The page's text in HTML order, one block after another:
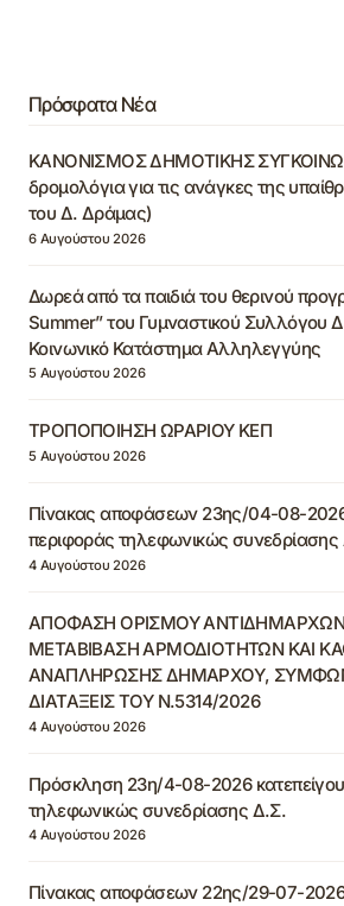
Πρόσφατα Νέα
ΚΑΝΟΝΙΣΜΟΣ ΔΗΜΟΤΙΚΗΣ
δρομολόγια για τις ανάγκες της
του Δ. Δράμας)
6 Αυγούστου 2026
Δωρεά από τα παιδιά του θερινού
Summer” του Γυμναστικού Συλλόγου
Κοινωνικό Κατάστημα Αλληλεγγύης
5 Αυγούστου 2026
ΤΡΟΠΟΠΟΙΗΣΗ ΩΡΑΡΙΟΥ ΚΕΠ
5 Αυγούστου 2026
Πίνακας αποφάσεων 23ης/04-08-2026
περιφοράς τηλεφωνικώς
4 Αυγούστου 2026
ΑΠΟΦΑΣΗ ΟΡΙΣΜΟΥ
ΜΕΤΑΒΙΒΑΣΗ ΑΡΜΟΔΙΟΤΗΤΩΝ ΚΑΙ
ΑΝΑΠΛΗΡΩΣΗΣ ΔΗΜΑΡΧΟΥ,
ΔΙΑΤΑΞΕΙΣ ΤΟΥ Ν.5314/2026
4 Αυγούστου 2026
Πρόσκληση 23η/4-08-2026
τηλεφωνικώς συνεδρίασης Δ.Σ.
4 Αυγούστου 2026
Πίνακας αποφάσεων 22ης/29-07-2026